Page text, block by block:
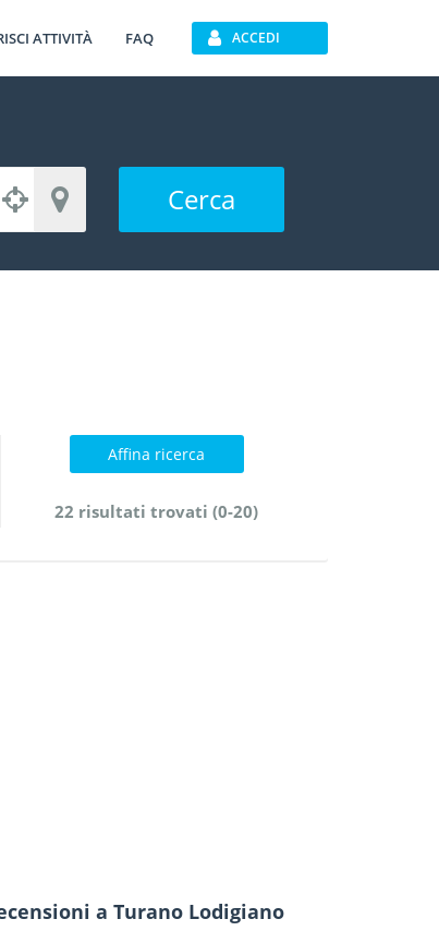
ATTIVITÀ FAQ ACCEDI
Cerca
Affina ricerca
22 risultati trovati (0-20)
a Turano Lodigiano